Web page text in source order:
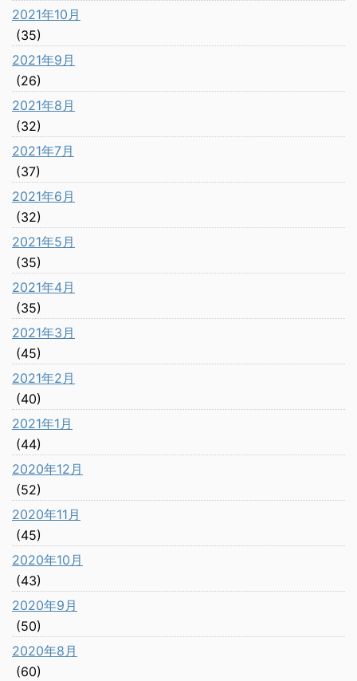
2021年10月
(35)
2021年9月
(26)
2021年8月
(32)
2021年7月
(37)
2021年6月
(32)
2021年5月
(35)
2021年4月
(35)
2021年3月
(45)
2021年2月
(40)
2021年1月
(44)
2020年12月
(52)
2020年11月
(45)
2020年10月
(43)
2020年9月
(50)
2020年8月
(60)